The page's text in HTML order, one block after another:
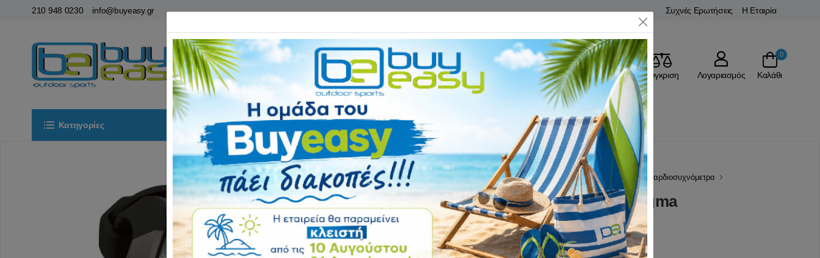
210 948 0230 info@buyeasy.gr Συχνές Ερωτήσεις Η Εταιρία
Αγαπημένα Σύγκριση Λογαριασμός
0
Καλάθι
Κατηγορίες Αρχική ΕΙΔΗ CAMPING Επικοινωνία
Αρχική ΑΘΛΗΜΑΤΑ Προπονητικό Υλικό Παλμογράφοι | Καρδιοσυχνόμετρα
Παλμογράφος RC-12.09 Γκρι Sigma
Αξιολόγηση: (0 Αξιολογήσεις)
Κωδικός018966
Close